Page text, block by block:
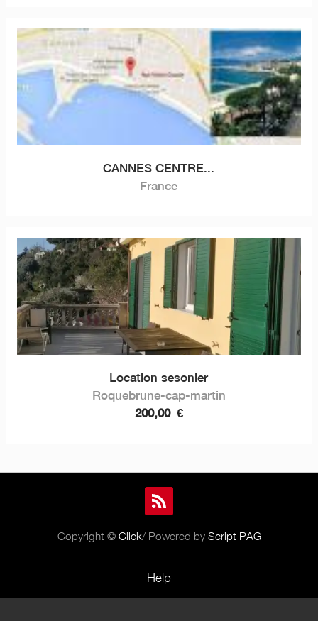
CANNES CENTRE...
France
Location sesonier
Roquebrune-cap-martin
200,00 €
Copyright © Click/ Powered by Script PAG
Help